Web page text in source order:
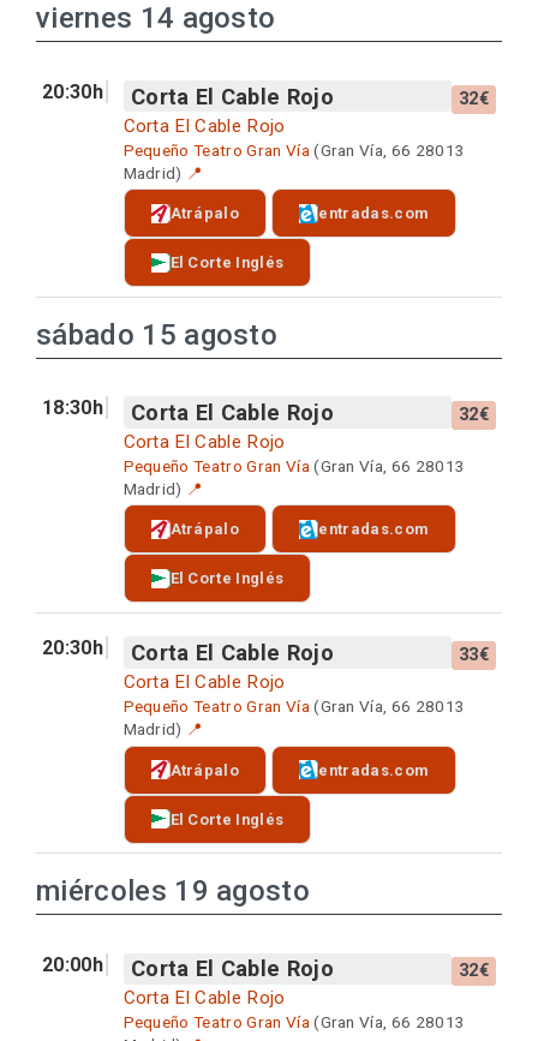
viernes 14 agosto
20:30h Corta El Cable Rojo 32€
Corta El Cable Rojo
Pequeño Teatro Gran Vía (Gran Vía, 66 28013
Madrid) 📍
Atrápalo entradas.com
El Corte Inglés
sábado 15 agosto
18:30h Corta El Cable Rojo 32€
Corta El Cable Rojo
Pequeño Teatro Gran Vía (Gran Vía, 66 28013
Madrid) 📍
Atrápalo entradas.com
El Corte Inglés
20:30h Corta El Cable Rojo 33€
Corta El Cable Rojo
Pequeño Teatro Gran Vía (Gran Vía, 66 28013
Madrid) 📍
Atrápalo entradas.com
El Corte Inglés
miércoles 19 agosto
20:00h Corta El Cable Rojo 32€
Corta El Cable Rojo
Pequeño Teatro Gran Vía(Gran Vía, 66 28013